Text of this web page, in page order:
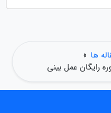
ها »
رایگان عمل بینی